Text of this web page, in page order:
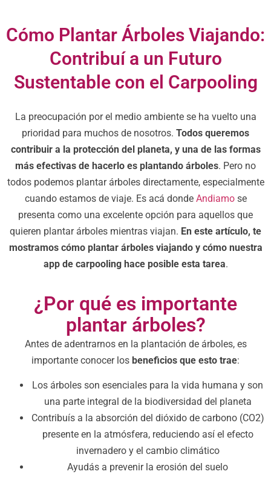
Cómo Plantar Árboles Viajando:
Contribuí a un Futuro
Sustentable con el Carpooling
La preocupación por el medio ambiente se ha vuelto una
prioridad para muchos de nosotros. Todos queremos
contribuir a la protección del planeta, y una de las formas
más efectivas de hacerlo es plantando árboles. Pero no
todos podemos plantar árboles directamente, especialmente
cuando estamos de viaje. Es acá donde Andiamose
presenta como una excelente opción para aquellos que
quieren plantar árboles mientras viajan. En este artículo, te
mostramos cómo plantar árboles viajando y cómo nuestra
app de carpooling hace posible esta tarea.
¿Por qué es importante
plantar árboles?
Antes de adentrarnos en la plantación de árboles, es
importante conocer los beneficios que esto trae:
Los árboles son esenciales para la vida humana y son
una parte integral de la biodiversidad del planeta
Contribuís a la absorción del dióxido de carbono (CO2)
presente en la atmósfera, reduciendo así el efecto
invernadero y el cambio climático
Ayudás a prevenir la erosión del suelo